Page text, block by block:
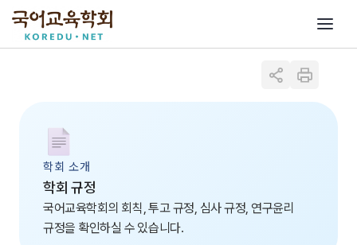
학회 소개
학회 규정
국어교육학회의 회칙, 투고 규정, 심사 규정, 연구윤리
규정을 확인하실 수 있습니다.